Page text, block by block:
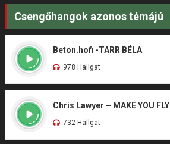
Csengőhangok azonos témájú
Beton.hofi -TARR BÉLA
978 Hallgat
Chris Lawyer – MAKE YOU FLY
732 Hallgat